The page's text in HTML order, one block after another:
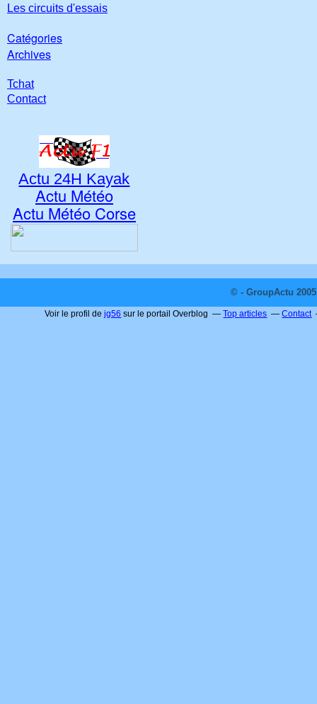
Les circuits d'essais
Catégories
Archives
Tchat
Contact
Actu 24H Kayak
Actu Météo
Actu Météo Corse
© - GroupActu
Voir le profil dejg56 sur le portail Overblog Top articles Contact